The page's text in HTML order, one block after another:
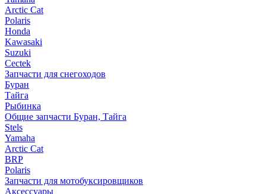
Arctic Cat
Polaris
Honda
Kawasaki
Suzuki
Cectek
Запчасти для снегоходов
Буран
Тайга
Рыбинка
Общие запчасти Буран, Тайга
Stels
Yamaha
Arctic Cat
BRP
Polaris
Запчасти для мотобуксировщиков
Аксессуары